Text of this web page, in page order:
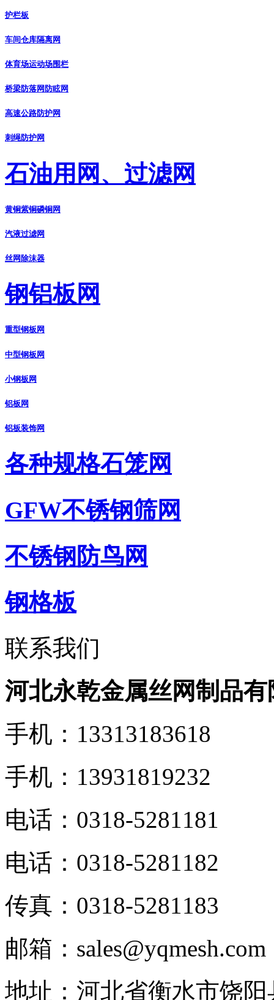
护栏板
车间仓库隔离网
体育场运动场围栏
桥梁防落网防眩网
高速公路防护网
刺绳防护网
石油用网、过滤网
黄铜紫铜磷铜网
汽液过滤网
丝网除沫器
钢铝板网
重型钢板网
中型钢板网
小钢板网
铝板网
铝板装饰网
各种规格石笼网
GFW不锈钢筛网
不锈钢防鸟网
钢格板
联系我们
河北永乾金属丝网制品有
手机：13313183618
手机：13931819232
电话：0318-5281181
电话：0318-5281182
传真：0318-5281183
邮箱：sales@yqmesh.com
地址：河北省衡水市饶